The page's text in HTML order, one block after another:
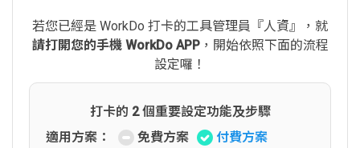
若您已經是 WorkDo 打卡的工具管理員『人資』，就
請打開您的手機 WorkDo APP，開始依照下面的流程
設定囉！
打卡的 2 個重要設定功能及步驟
適用方案：
免費方案
付費方案